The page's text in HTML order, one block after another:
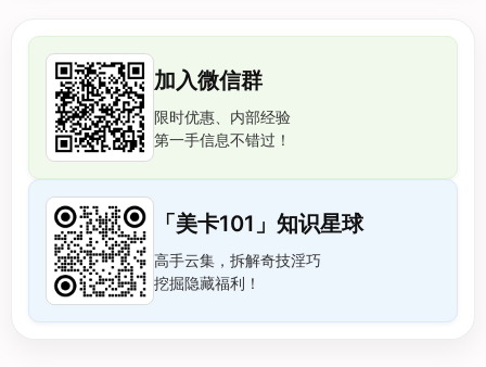
加入微信群
限时优惠、内部经验
第一手信息不错过！
「美卡101」知识星球
高手云集，拆解奇技淫巧
挖掘隐藏福利！